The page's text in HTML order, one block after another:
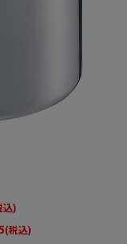
込)
(税込)